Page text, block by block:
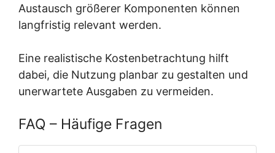
Austausch größerer Komponenten können
langfristig relevant werden.
Eine realistische Kostenbetrachtung hilft
dabei, die Nutzung planbar zu gestalten und
unerwartete Ausgaben zu vermeiden.
FAQ – Häufige Fragen